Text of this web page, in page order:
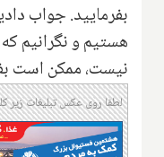
بفرمایید. جواب
هستیم و نگرانیم
نیست، ممکن است
لطفا روی عکس تبلیغات زیر